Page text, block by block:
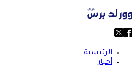
الرئيسية
أخبار